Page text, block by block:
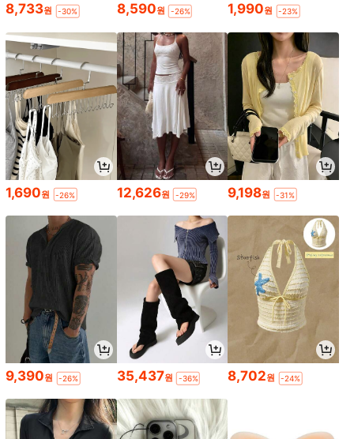
8,733원 -30% 8,590원 -26% 1,990원 -23%
1,690원 -26% 12,626원 -29% 9,198원 -31%
9,390원 -26% 35,437원 -36% 8,702원 -24%